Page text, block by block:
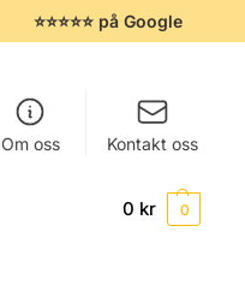
⭐⭐⭐⭐⭐ på Google
Om oss Kontakt oss
0 kr 0